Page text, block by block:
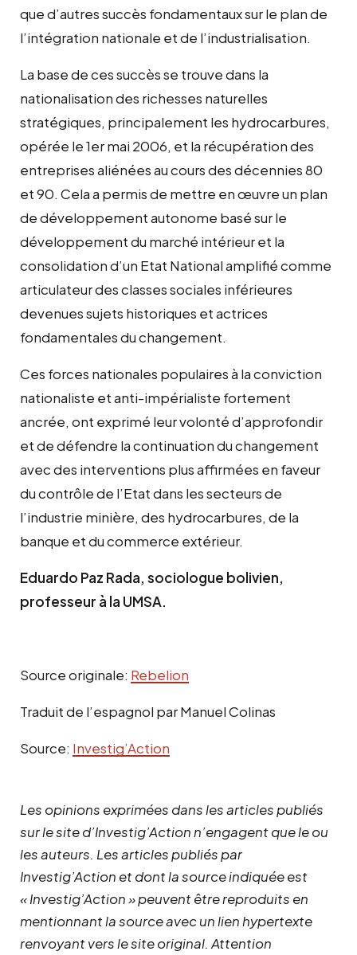
que d’autres succès fondamentaux sur le plan de
l’intégration nationale et de l’industrialisation.
La base de ces succès se trouve dans la
nationalisation des richesses naturelles
stratégiques, principalement les hydrocarbures,
opérée le 1er mai 2006, et la récupération des
entreprises aliénées au cours des décennies 80
et 90. Cela a permis de mettre en œuvre un plan
de développement autonome basé sur le
développement du marché intérieur et la
consolidation d’un Etat National amplifié comme
articulateur des classes sociales inférieures
devenues sujets historiques et actrices
fondamentales du changement.
Ces forces nationales populaires à la conviction
nationaliste et anti-impérialiste fortement
ancrée, ont exprimé leur volonté d’approfondir
et de défendre la continuation du changement
avec des interventions plus affirmées en faveur
du contrôle de l’Etat dans les secteurs de
l’industrie minière, des hydrocarbures, de la
banque et du commerce extérieur.
Eduardo Paz Rada, sociologue bolivien,
professeur à la UMSA.
Source originale: Rebelion
Traduit de l’espagnol par Manuel Colinas
Source: Investig’Action
Les opinions exprimées dans les articles publiés
sur le site d’Investig’Action n’engagent que le ou
les auteurs. Les articles publiés par
Investig’Action et dont la source indiquée est
« Investig’Action » peuvent être reproduits en
mentionnant la source avec un lien hypertexte
renvoyant vers le site original. Attention